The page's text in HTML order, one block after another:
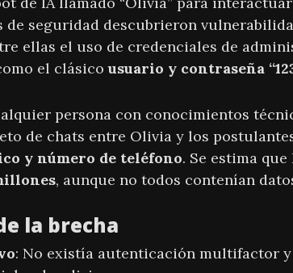
de seguridad descubrieron
ellas el uso de credenciales de
el clásicousuario y contraseña
persona con conocimientos
de chats entre Olivia y los
y número de teléfono. Se estima
, aunque no todos contenían
la brecha
: No existía autenticación multifactor y